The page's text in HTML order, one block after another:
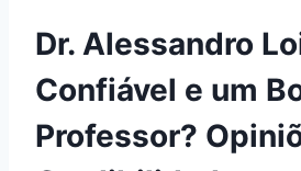
Dr. Alessandro
Confiável e um
Professor?